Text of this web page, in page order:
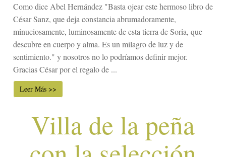
Como dice Abel Hernández "Basta ojear este hermoso libro de
César Sanz, que deja constancia abrumadoramente,
minuciosamente, luminosamente de esta tierra de Soria, que
descubre en cuerpo y alma. Es un milagro de luz y de
sentimiento." y nosotros no lo podríamos definir mejor.
Gracias César por el regalo de ...
Leer Más >>
Villa de la peña